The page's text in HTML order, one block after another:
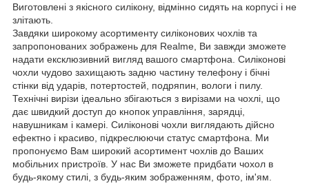
Виготовлені з якісного силікону, відмінно сидять на корпусі і не
злітають.
Завдяки широкому асортименту силіконових чохлів та
запропонованих зображень для Realme, Ви завжди зможете
надати ексклюзивний вигляд вашого смартфона. Силіконові
чохли чудово захищають задню частину телефону і бічні
стінки від ударів, потертостей, подряпин, вологи і пилу.
Технічні вирізи ідеально збігаються з вирізами на чохлі, що
дає швидкий доступ до кнопок управління, зарядці,
навушникам і камері. Силіконові чохли виглядають дійсно
ефектно і красиво, підкреслюючи статус смартфона. Ми
пропонуємо Вам широкий асортимент чохлів до Ваших
мобільних пристроїв. У нас Ви зможете придбати чохол в
будь-якому стилі, з будь-яким зображенням, фото, ім'ям.